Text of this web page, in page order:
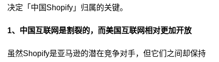
决定「中国Shopify」归属的关键。
1、中国互联网是割裂的，而美国互联网相对更加开放
虽然Shopify是亚马逊的潜在竞争对手，但它们之间却保持